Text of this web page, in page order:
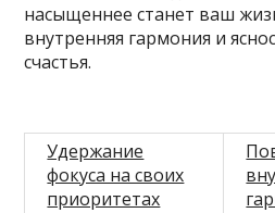
насыщеннее станет ваш
внутренняя гармония и
счастья.
Удержание
фокуса на своих
приоритетах